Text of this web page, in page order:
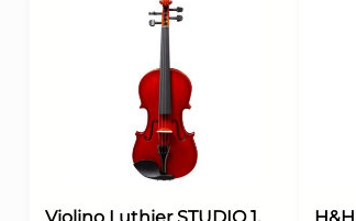
Risparmia il 13%
Disponibile in stock
AGGIUNGI AL CARRELLO
Giorno stimato per la spedizione:
Lunedì, 10 Agosto